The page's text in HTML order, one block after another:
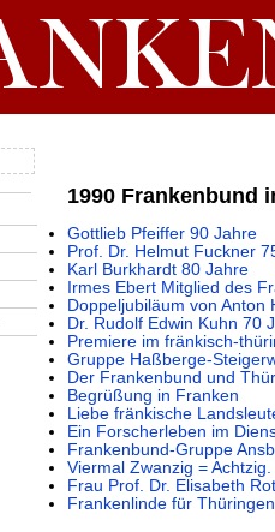
1990 Frankenbund
Gottlieb Pfeiffer 90 Jahre
Prof. Dr. Helmut Fuckner
Karl Burkhardt 80 Jahre
Irmes Ebert Mitglied des
Doppeljubiläum von Anton
Dr. Rudolf Edwin Kuhn 70
Premiere im fränkisch-
Gruppe Haßberge-
Der Frankenbund und
Begrüßung in Franken
Liebe fränkische
Ein Forscherleben im
Frankenbund-Gruppe
Viermal Zwanzig =
Frau Prof. Dr. Elisabeth
Frankenlinde für Thüringen